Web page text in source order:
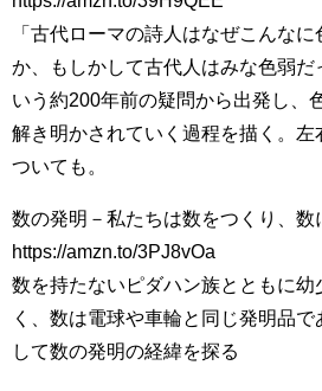
「古代ローマの詩人はなぜこんな
か、もしかして古代人はみな色弱だ
いう約200年前の疑問から出発し、
解き明かされていく過程を描く。左
ついても。
数の発明－私たちは数をつくり、数
https://amzn.to/3PJ8vOa
数を持たないピダハン族とともに幼
く、数は電球や車輪と同じ発明品
して数の発明の経緯を探る